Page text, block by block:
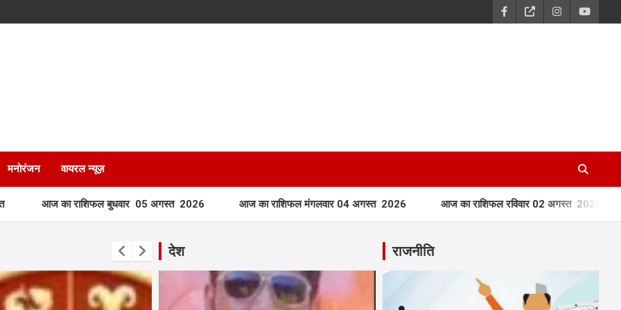
मनोरंजन वायरल न्यूज़
राशिफल बुधवार 05 अगस्त 2026 आज का राशिफल मंगलवार 04 अगस्त 2026 आज का राशिफल रविवार 02 अगस्त 2026 आज का
देश राजनीति